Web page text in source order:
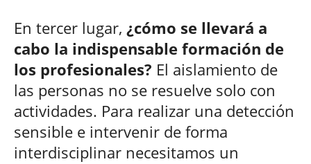
En tercer lugar, ¿cómo se llevará a
cabo la indispensable formación de
los profesionales? El aislamiento de
las personas no se resuelve solo con
actividades. Para realizar una detección
sensible e intervenir de forma
interdisciplinar necesitamos un